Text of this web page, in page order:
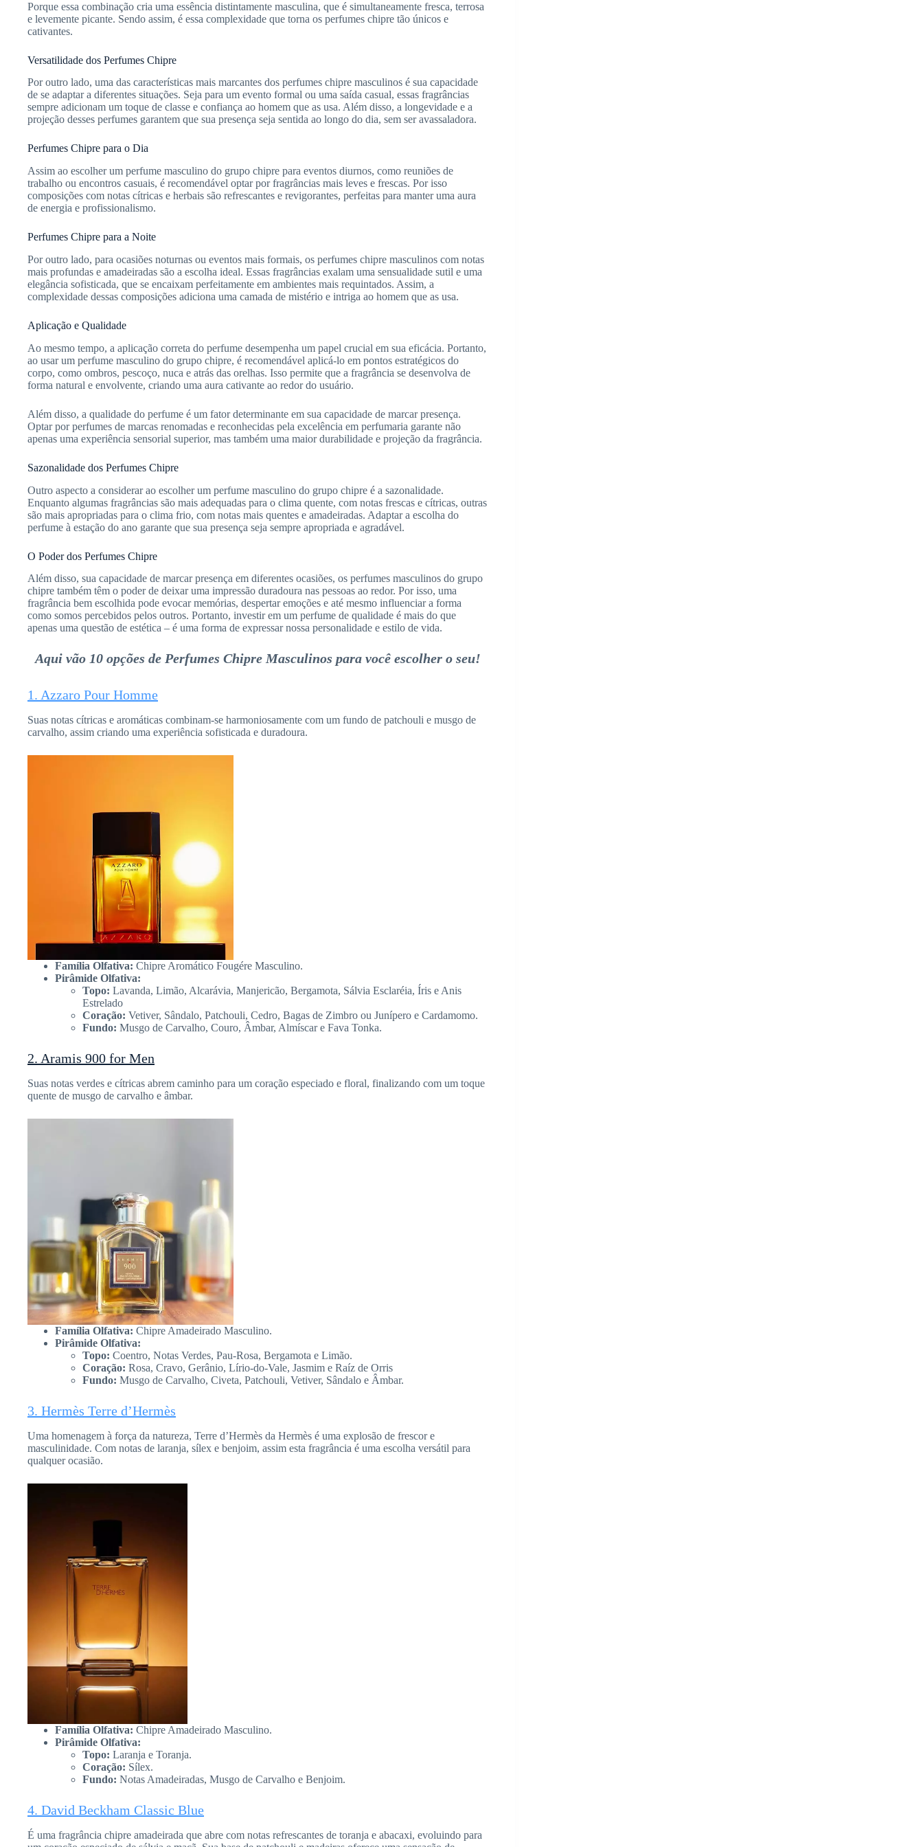
Porque essa combinação cria uma essência distintamente masculina, que é simultaneamente fresca, terrosa
e levemente picante. Sendo assim, é essa complexidade que torna os perfumes chipre tão únicos e
cativantes.
Versatilidade dos Perfumes Chipre
Por outro lado, uma das características mais marcantes dos perfumes chipre masculinos é sua capacidade
de se adaptar a diferentes situações. Seja para um evento formal ou uma saída casual, essas fragrâncias
sempre adicionam um toque de classe e confiança ao homem que as usa. Além disso, a longevidade e a
projeção desses perfumes garantem que sua presença seja sentida ao longo do dia, sem ser avassaladora.
Perfumes Chipre para o Dia
Assim ao escolher um perfume masculino do grupo chipre para eventos diurnos, como reuniões de
trabalho ou encontros casuais, é recomendável optar por fragrâncias mais leves e frescas. Por isso
composições com notas cítricas e herbais são refrescantes e revigorantes, perfeitas para manter uma aura
de energia e profissionalismo.
Perfumes Chipre para a Noite
Por outro lado, para ocasiões noturnas ou eventos mais formais, os perfumes chipre masculinos com notas
mais profundas e amadeiradas são a escolha ideal. Essas fragrâncias exalam uma sensualidade sutil e uma
elegância sofisticada, que se encaixam perfeitamente em ambientes mais requintados. Assim, a
complexidade dessas composições adiciona uma camada de mistério e intriga ao homem que as usa.
Aplicação e Qualidade
Ao mesmo tempo, a aplicação correta do perfume desempenha um papel crucial em sua eficácia. Portanto,
ao usar um perfume masculino do grupo chipre, é recomendável aplicá-lo em pontos estratégicos do
corpo, como ombros, pescoço, nuca e atrás das orelhas. Isso permite que a fragrância se desenvolva de
forma natural e envolvente, criando uma aura cativante ao redor do usuário.
Além disso, a qualidade do perfume é um fator determinante em sua capacidade de marcar presença.
Optar por perfumes de marcas renomadas e reconhecidas pela excelência em perfumaria garante não
apenas uma experiência sensorial superior, mas também uma maior durabilidade e projeção da fragrância.
Sazonalidade dos Perfumes Chipre
Outro aspecto a considerar ao escolher um perfume masculino do grupo chipre é a sazonalidade.
Enquanto algumas fragrâncias são mais adequadas para o clima quente, com notas frescas e cítricas, outras
são mais apropriadas para o clima frio, com notas mais quentes e amadeiradas. Adaptar a escolha do
perfume à estação do ano garante que sua presença seja sempre apropriada e agradável.
O Poder dos Perfumes Chipre
Além disso, sua capacidade de marcar presença em diferentes ocasiões, os perfumes masculinos do grupo
chipre também têm o poder de deixar uma impressão duradoura nas pessoas ao redor. Por isso, uma
fragrância bem escolhida pode evocar memórias, despertar emoções e até mesmo influenciar a forma
como somos percebidos pelos outros. Portanto, investir em um perfume de qualidade é mais do que
apenas uma questão de estética – é uma forma de expressar nossa personalidade e estilo de vida.
Aqui vão 10 opções de Perfumes Chipre Masculinos para você escolher o seu!
1. Azzaro Pour Homme
Suas notas cítricas e aromáticas combinam-se harmoniosamente com um fundo de patchouli e musgo de
carvalho, assim criando uma experiência sofisticada e duradoura.
Família Olfativa: Chipre Aromático Fougére Masculino.
Pirâmide Olfativa:
Topo: Lavanda, Limão, Alcarávia, Manjericão, Bergamota, Sálvia Esclaréia, Íris e Anis
Estrelado
Coração: Vetiver, Sândalo, Patchouli, Cedro, Bagas de Zimbro ou Junípero e Cardamomo.
Fundo: Musgo de Carvalho, Couro, Âmbar, Almíscar e Fava Tonka.
2. Aramis 900 for Men
Suas notas verdes e cítricas abrem caminho para um coração especiado e floral, finalizando com um toque
quente de musgo de carvalho e âmbar.
Família Olfativa: Chipre Amadeirado Masculino.
Pirâmide Olfativa:
Topo: Coentro, Notas Verdes, Pau-Rosa, Bergamota e Limão.
Coração: Rosa, Cravo, Gerânio, Lírio-do-Vale, Jasmim e Raíz de Orris
Fundo: Musgo de Carvalho, Civeta, Patchouli, Vetiver, Sândalo e Âmbar.
3. Hermès Terre d’Hermès
Uma homenagem à força da natureza, Terre d’Hermès da Hermès é uma explosão de frescor e
masculinidade. Com notas de laranja, sílex e benjoim, assim esta fragrância é uma escolha versátil para
qualquer ocasião.
Família Olfativa: Chipre Amadeirado Masculino.
Pirâmide Olfativa:
Topo: Laranja e Toranja.
Coração: Sílex.
Fundo: Notas Amadeiradas, Musgo de Carvalho e Benjoim.
4. David Beckham Classic Blue
É uma fragrância chipre amadeirada que abre com notas refrescantes de toranja e abacaxi, evoluindo para